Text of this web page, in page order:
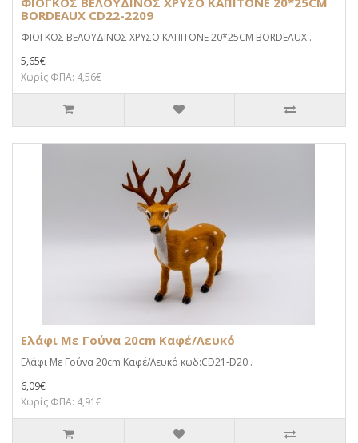
BORDEAUX CD22-2209
ΦΙΟΓΚΟΣ ΒΕΛΟΥΔΙΝΟΣ ΧΡΥΣΟ ΚΑΠΙΤΟΝΕ 20*25CM BORDEAUX..
5,65€
Χωρίς ΦΠΑ: 4,56€
Ελάφι Με Γούνα 20cm Καφέ/Λευκό
Ελάφι Με Γούνα 20cm Καφέ/Λευκό κωδ:CD21-D20..
6,09€
Χωρίς ΦΠΑ: 4,91€